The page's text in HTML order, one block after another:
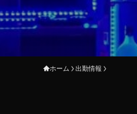
ホーム 出勤情報